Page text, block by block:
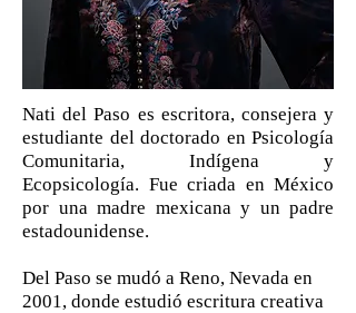
Nati del Paso es escritora, consejera y
estudiante del doctorado en Psicología
Comunitaria, Indígena y
Ecopsicología. Fue criada en México
por una madre mexicana y un padre
estadounidense.
Del Paso se mudó a Reno, Nevada en
2001, donde estudió escritura creativa